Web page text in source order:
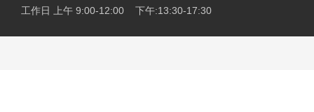
工作日 上午 9:00-12:00 下午:13:30-17:30